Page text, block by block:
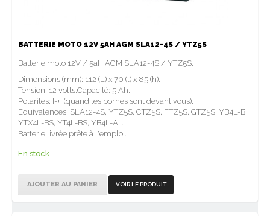
BATTERIE MOTO 12V 5AH AGM SLA12-4S / YTZ5S
Batterie moto 12V / 5aH AGM SLA12-4S / YTZ5S.
Dimensions (mm): 112 (L) x 70 (l) x 85 (h).
Tension: 12 volts.Capacité: 5 Ah.
Polarités: [-+] (quand les bornes sont devant vous).
Equivalences: SLA12-4S, YTZ5S, CTZ5S, FTZ5S, GTZ5S, YB4L-B,
YTX4L-BS, YT4L-BS, YB4L-A...
Batterie livrée prête à l'emploi.
En stock
AJOUTER AU PANIER VOIR LE PRODUIT